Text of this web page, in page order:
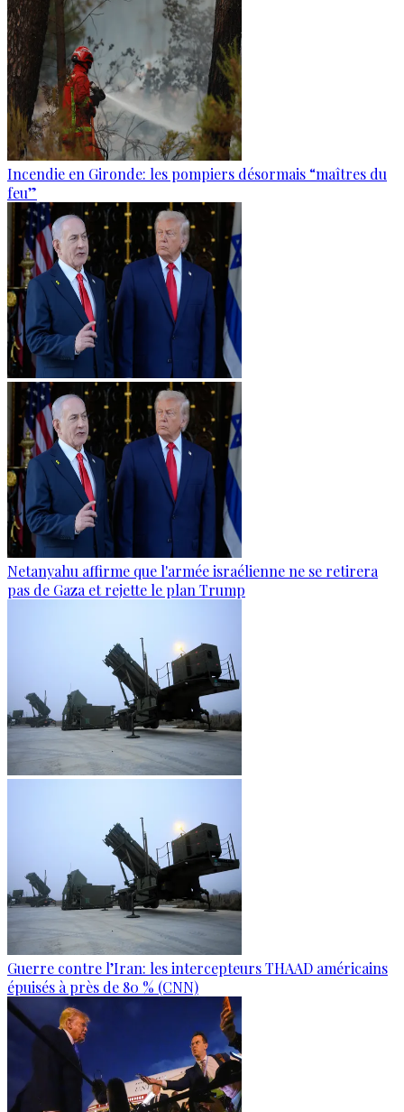
Incendie en Gironde: les pompiers désormais “maîtres du
feu”
Netanyahu affirme que l'armée israélienne ne se retirera
pas de Gaza et rejette le plan Trump
Guerre contre l’Iran: les intercepteurs THAAD américains
épuisés à près de 80 % (CNN)